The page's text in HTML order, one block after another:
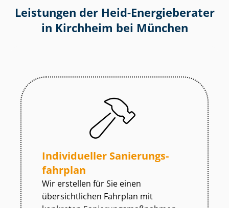
Leistungen der Heid-Energieberater
in Kirchheim bei München
Individueller Sa­nie­rungs­
fahr­plan
Wir erstellen für Sie einen
übersichtlichen Fahrplan mit